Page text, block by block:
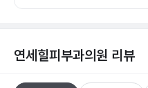
연세힐피부과의원 리뷰